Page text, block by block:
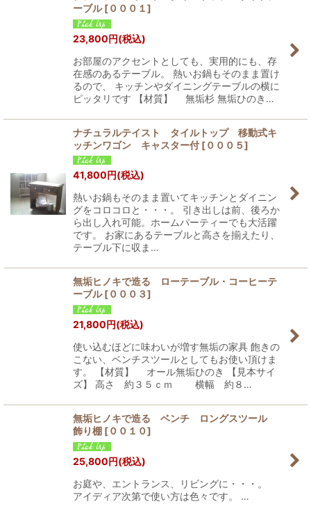
ーブル [０００１]
23,800円(税込)
お部屋のアクセントとしても、実用的にも、存
在感のあるテーブル。 熱いお鍋もそのまま置け
るので、 キッチンやダイニングテーブルの横に
ピッタリです 【材質】 無垢杉 無垢ひのき…
ナチュラルテイスト タイルトップ 移動式キ
ッチンワゴン キャスター付 [０００５]
41,800円(税込)
熱いお鍋もそのまま置いてキッチンとダイニン
グをコロコロと・・・。 引き出しは前、後ろか
ら出し入れ可能。ホームパーティーでも大活躍
です。 お家にあるテーブルと高さを揃えたり、
テーブル下に収ま…
無垢ヒノキで造る ローテーブル・コーヒーテ
ーブル[０００３]
21,800円(税込)
使い込むほどに味わいが増す無垢の家具 飽きの
こない、ベンチスツールとしてもお使い頂けま
す。 【材質】 オール無垢ひのき 【見本サイ
ズ】 高さ 約３５ｃｍ 横幅 約８…
無垢ヒノキで造る ベンチ ロングスツール
飾り棚 [００１０]
25,800円(税込)
お庭や、エントランス、リビングに・・・。
アイディア次第で使い方は色々です。 …